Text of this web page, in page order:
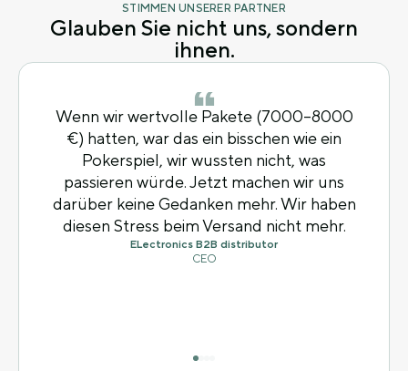
STIMMEN UNSERER PARTNER
Glauben Sie nicht uns, sondern
ihnen.
Wenn wir wertvolle Pakete (7000–8000
€) hatten, war das ein bisschen wie ein
Pokerspiel, wir wussten nicht, was
passieren würde. Jetzt machen wir uns
darüber keine Gedanken mehr. Wir haben
diesen Stress beim Versand nicht mehr.
ELectronics B2B distributor
CEO